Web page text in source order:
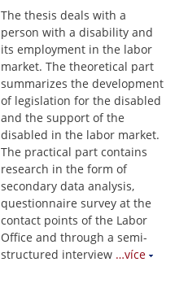
The thesis deals with a
person with a disability and
its employment in the labor
market. The theoretical part
summarizes the development
of legislation for the disabled
and the support of the
disabled in the labor market.
The practical part contains
research in the form of
secondary data analysis,
questionnaire survey at the
contact points of the Labor
Office and through a semi-
structured interview …více